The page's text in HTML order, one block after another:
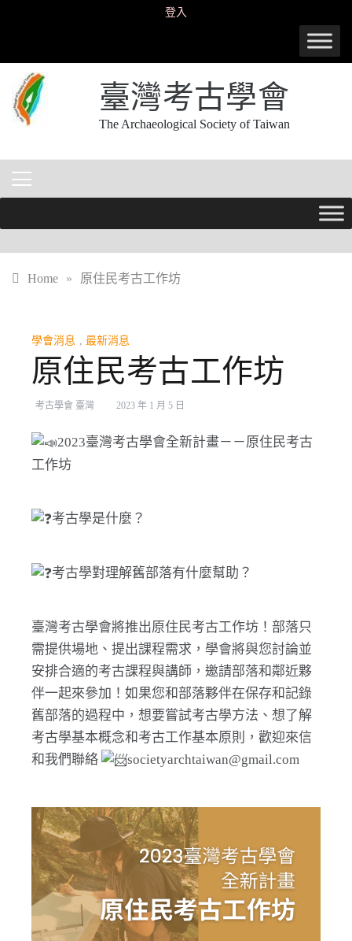
登入
臺灣考古學會
The Archaeological Society of Taiwan
Home » 原住民考古工作坊
學會消息 最新消息
原住民考古工作坊
考古學會 臺灣 2023 年 1 月 5 日
2023臺灣考古學會全新計畫－－原住民考古
工作坊
考古學是什麼？
考古學對理解舊部落有什麼幫助？
臺灣考古學會將推出原住民考古工作坊！部落只
需提供場地、提出課程需求，學會將與您討論並
安排合適的考古課程與講師，邀請部落和鄰近夥
伴一起來參加！如果您和部落夥伴在保存和記錄
舊部落的過程中，想要嘗試考古學方法、想了解
考古學基本概念和考古工作基本原則，歡迎來信
和我們聯絡
societyarchtaiwan@gmail.com